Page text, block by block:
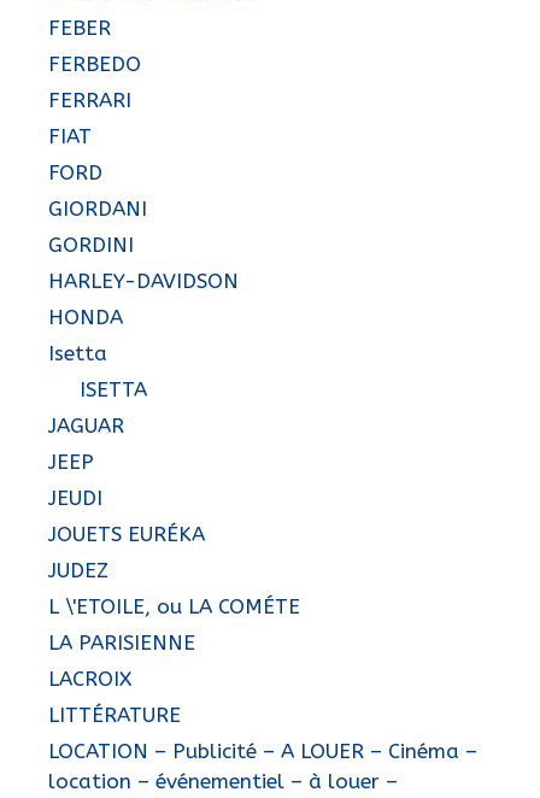
FEBER
FERBEDO
FERRARI
FIAT
FORD
GIORDANI
GORDINI
HARLEY-DAVIDSON
HONDA
Isetta
ISETTA
JAGUAR
JEEP
JEUDI
JOUETS EURÉKA
JUDEZ
L \'ETOILE, ou LA COMÉTE
LA PARISIENNE
LACROIX
LITTÉRATURE
LOCATION – Publicité – A LOUER – Cinéma –
location – événementiel – à louer –